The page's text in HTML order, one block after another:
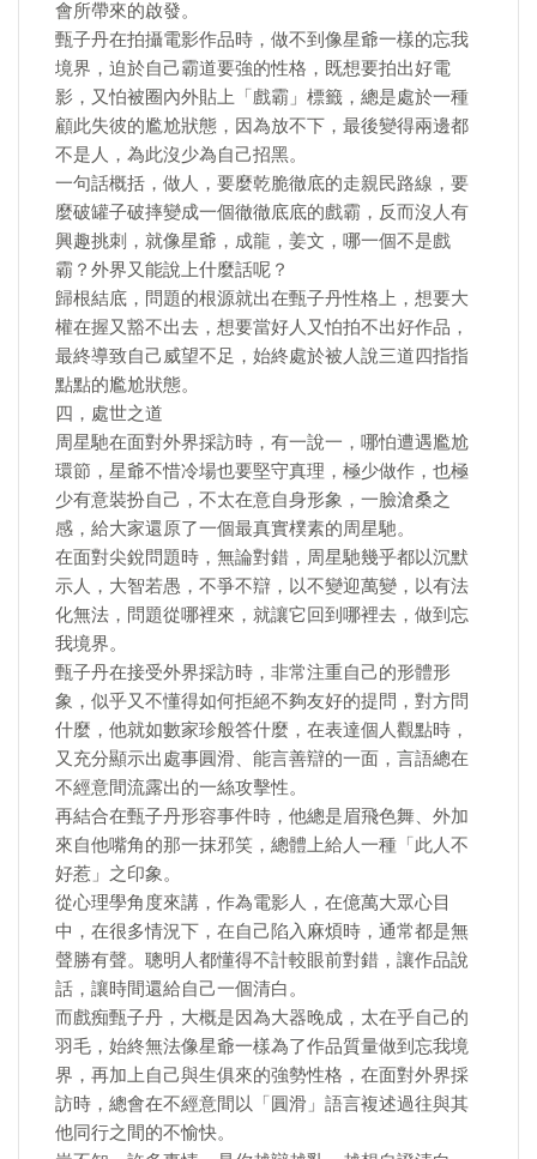
會所帶來的啟發。
甄子丹在拍攝電影作品時，做不到像星爺一樣的忘我
境界，迫於自己霸道要強的性格，既想要拍出好電
影，又怕被圈內外貼上「戲霸」標籤，總是處於一種
顧此失彼的尷尬狀態，因為放不下，最後變得兩邊都
不是人，為此沒少為自己招黑。
一句話概括，做人，要麼乾脆徹底的走親民路線，要
麼破罐子破摔變成一個徹徹底底的戲霸，反而沒人有
興趣挑刺，就像星爺，成龍，姜文，哪一個不是戲
霸？外界又能說上什麼話呢？
歸根結底，問題的根源就出在甄子丹性格上，想要大
權在握又豁不出去，想要當好人又怕拍不出好作品，
最終導致自己威望不足，始終處於被人說三道四指指
點點的尷尬狀態。
四，處世之道
周星馳在面對外界採訪時，有一說一，哪怕遭遇尷尬
環節，星爺不惜冷場也要堅守真理，極少做作，也極
少有意裝扮自己，不太在意自身形象，一臉滄桑之
感，給大家還原了一個最真實樸素的周星馳。
在面對尖銳問題時，無論對錯，周星馳幾乎都以沉默
示人，大智若愚，不爭不辯，以不變迎萬變，以有法
化無法，問題從哪裡來，就讓它回到哪裡去，做到忘
我境界。
甄子丹在接受外界採訪時，非常注重自己的形體形
象，似乎又不懂得如何拒絕不夠友好的提問，對方問
什麼，他就如數家珍般答什麼，在表達個人觀點時，
又充分顯示出處事圓滑、能言善辯的一面，言語總在
不經意間流露出的一絲攻擊性。
再結合在甄子丹形容事件時，他總是眉飛色舞、外加
來自他嘴角的那一抹邪笑，總體上給人一種「此人不
好惹」之印象。
從心理學角度來講，作為電影人，在億萬大眾心目
中，在很多情況下，在自己陷入麻煩時，通常都是無
聲勝有聲。聰明人都懂得不計較眼前對錯，讓作品說
話，讓時間還給自己一個清白。
而戲痴甄子丹，大概是因為大器晚成，太在乎自己的
羽毛，始終無法像星爺一樣為了作品質量做到忘我境
界，再加上自己與生俱來的強勢性格，在面對外界採
訪時，總會在不經意間以「圓滑」語言複述過往與其
他同行之間的不愉快。